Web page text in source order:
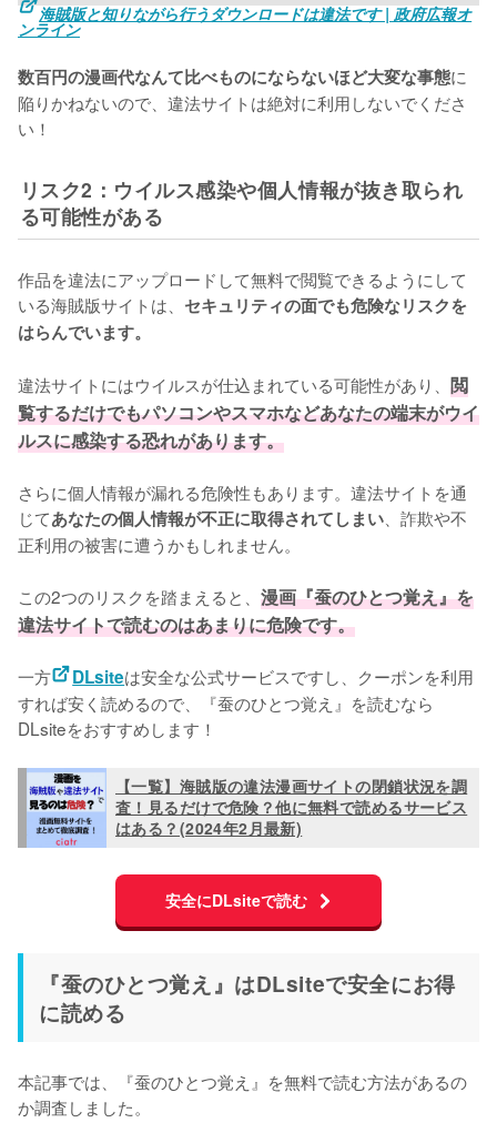
海賊版と知りながら行うダウンロードは違法です | 政府広報オ
ンライン
数百円の漫画代なんて比べものにならないほど大変な事態に
陥りかねないので、違法サイトは絶対に利用しないでくださ
い！
リスク2：ウイルス感染や個人情報が抜き取られ
る可能性がある
作品を違法にアップロードして無料で閲覧できるようにして
いる海賊版サイトは、 セキュリティの面でも危険なリスクを
はらんでいます。
違法サイトにはウイルスが仕込まれている可能性があり、 閲
覧するだけでもパソコンやスマホなどあなたの端末がウイ
ルスに感染する恐れがあります。
さらに個人情報が漏れる危険性もあります。違法サイトを通
じてあなたの個人情報が不正に取得されてしまい 、詐欺や不
正利用の被害に遭うかもしれません。
この2つのリスクを踏まえると、 漫画『蚕のひとつ覚え』を
違法サイトで読むのはあまりに危険です。
一方 DLsiteは安全な公式サービスですし、クーポンを利用
すれば安く読めるので、『蚕のひとつ覚え』を読むなら
DLsiteをおすすめします！
【一覧】海賊版の違法漫画サイトの閉鎖状況を調
査！見るだけで危険？他に無料で読めるサービス
はある？(2024年2月最新)
安全にDLsiteで読む
『蚕のひとつ覚え』はDLsiteで安全にお得
に読める
本記事では、『蚕のひとつ覚え』を無料で読む方法があるの
か調査しました。